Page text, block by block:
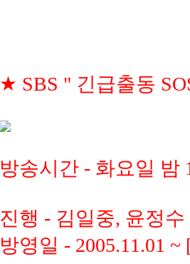
★ SBS " 긴급출동
방송시간 - 화요일 밤
진행 - 김일중, 윤정수
방영일 - 2005.11.01